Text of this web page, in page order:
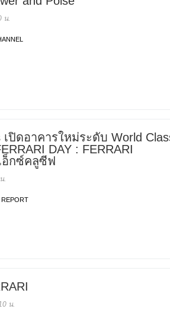
น.
เปิดอาคารใหม่ระดับ World
DAY : FERRARI
อ็กซ์คลูซีฟ
.
REPORT
น.